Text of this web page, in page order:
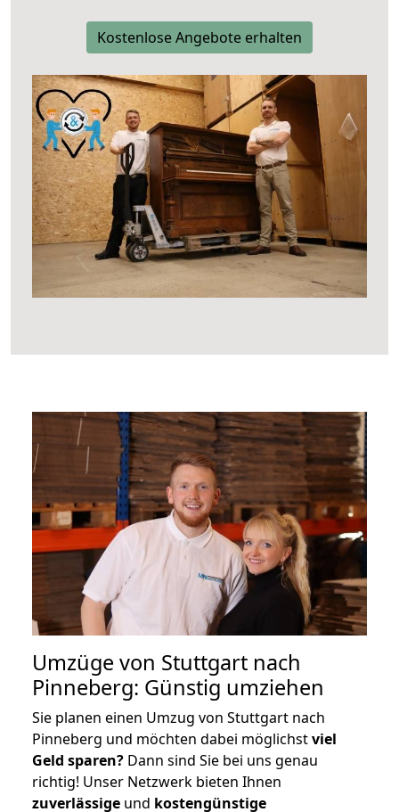
Kostenlose Angebote erhalten
Umzüge von Stuttgart nach
Pinneberg: Günstig umziehen
Sie planen einen Umzug von Stuttgart nach
Pinneberg und möchten dabei möglichstviel
Geld sparen? Dann sind Sie bei uns genau
richtig! Unser Netzwerk bieten Ihnen
zuverlässige und kostengünstige